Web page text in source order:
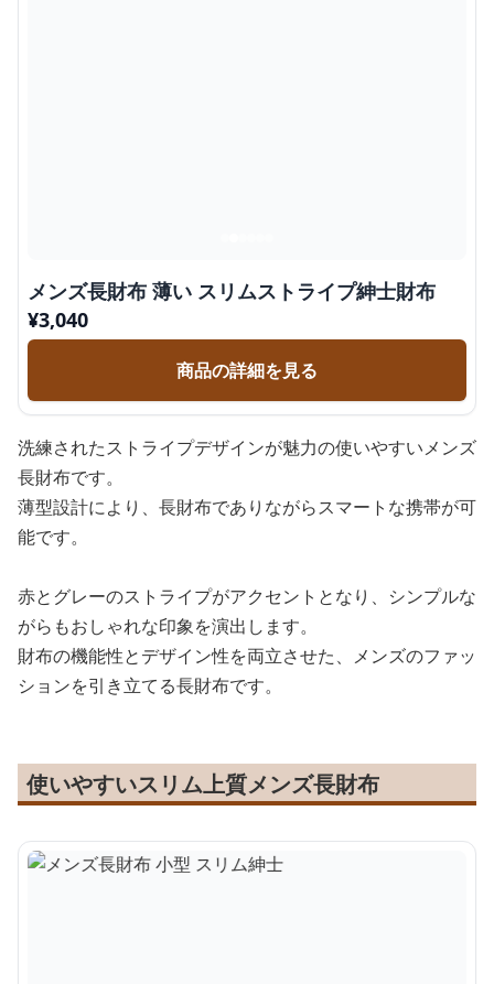
メンズ長財布 薄い スリムストライプ紳士財布
¥3,040
商品の詳細を見る
洗練されたストライプデザインが魅力の使いやすいメンズ
長財布です。
薄型設計により、長財布でありながらスマートな携帯が可
能です。
赤とグレーのストライプがアクセントとなり、シンプルな
がらもおしゃれな印象を演出します。
財布の機能性とデザイン性を両立させた、メンズのファッ
ションを引き立てる長財布です。
使いやすいスリム上質メンズ長財布